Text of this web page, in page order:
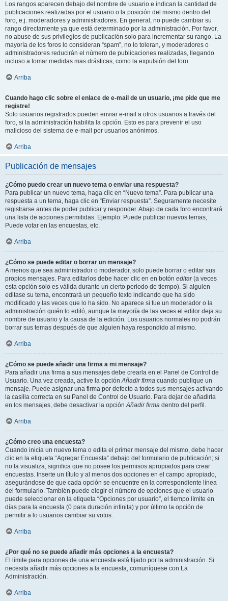
Los rangos aparecen debajo del nombre de usuario e indican la cantidad de
publicaciones realizadas por el usuario o la posición del mismo dentro del
foro, e.j. moderadores y administradores. En general, no puede cambiar su
rango directamente ya que está determinado por la administración. Por favor,
no abuse de sus privilegios de publicación solo para incrementar su rango. La
mayoría de los foros lo consideran “spam”, no lo toleran, y moderadores o
administradores reducirán el número de publicaciones realizadas, llegando
incluso a tomar medidas mas drásticas, como la expulsión del foro.
Arriba
Cuando hago clic sobre el enlace de e-mail de un usuario, ¡me pide que me
registre!
Solo usuarios registrados pueden enviar e-mail a otros usuarios a través del
foro, si la administración habilita la opción. Esto es para prevenir el uso
malicioso del sistema de e-mail por usuarios anónimos.
Arriba
Publicación de mensajes
¿Cómo puedo crear un nuevo tema o enviar una respuesta?
Para publicar un nuevo tema, haga clic en “Nuevo tema”. Para publicar una
respuesta a un tema, haga clic en “Enviar respuesta”. Seguramente necesite
registrarse antes de poder publicar y responder. Abajo de cada foro encontrará
una lista de acciones permitidas. Ejemplo: Puede publicar nuevos temas,
Puede votar en las encuestas, etc.
Arriba
¿Cómo se puede editar o borrar un mensaje?
A menos que sea administrador o moderador, solo puede borrar o editar sus
propios mensajes. Para editarlos debe hacer clic en en botón editar(a veces
esta opción solo es válida durante un cierto periodo de tiempo). Si alguien
editase su tema, encontrará un pequeño texto indicando que ha sido
modificado y las veces que lo ha sido. No aparece si fue un moderador o la
administración quién lo editó, aunque la mayoría de las veces el editor deja su
nombre de usuario y la causa de la edición. Los usuarios normales no podrán
borrar sus temas después de que alguien haya respondido al mismo.
Arriba
¿Cómo se puede añadir una firma a mi mensaje?
Para añadir una firma a sus mensajes debe crearla en el Panel de Control de
Usuario. Una vez creada, active la opciónAñadir firma cuando publique un
mensaje. Puede asignar una firma por defecto a todos sus mensajes activando
la casilla correcta en su Panel de Control de Usuario. Para dejar de añadirla
en los mensajes, debe desactivar la opciónAñadir firma dentro del perfil.
Arriba
¿Cómo creo una encuesta?
Cuando inicia un nuevo tema o edita el primer mensaje del mismo, debe hacer
clic en la etiqueta “Agregar Encuesta” debajo del formulario de publicación; si
no la visualiza, significa que no posee los permisos apropiados para crear
encuestas. Inserte un título y al menos dos opciones en el campo apropiado,
asegurándose de que cada opción se encuentre en la correspondiente línea
del formulario. También puede elegir el número de opciones que el usuario
puede seleccionar en la etiqueta “Opciones por usuario”, el tiempo límite en
días para la encuesta (0 para duración infinita) y por último la opción de
permitir a lo usuarios cambiar su votos.
Arriba
¿Por qué no se puede añadir más opciones a la encuesta?
El límite para opciones de una encuesta está fijado por la administración. Si
necesita añadir más opciones a la encuesta, comuníquese con La
Administración.
Arriba